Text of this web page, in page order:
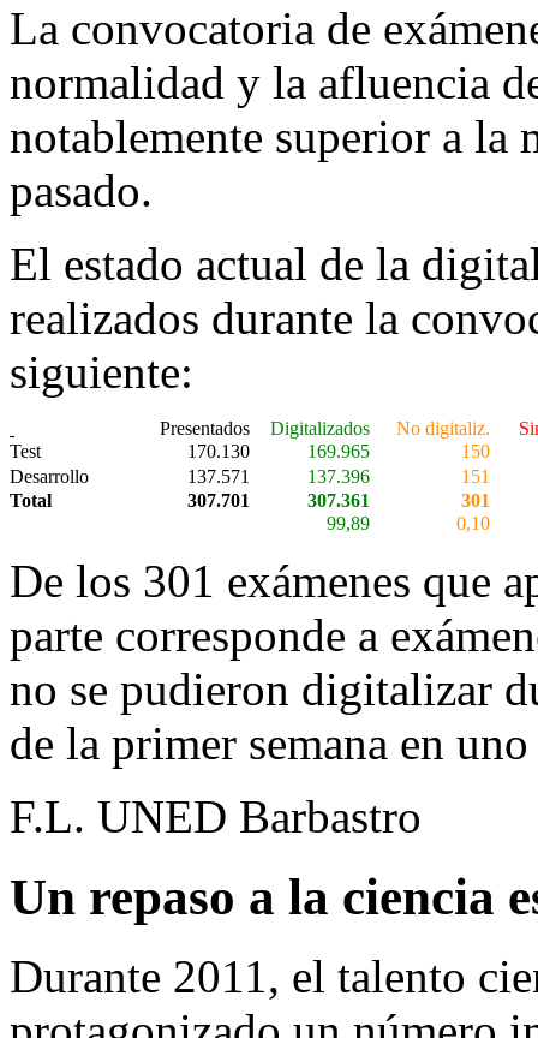
La convocatoria de
normalidad y la afluencia
notablemente superior a la
pasado.
El estado actual de la
realizados durante la
siguiente:
Presentados Digitalizados No digitaliz.
Test
170.130 169.965
150
Desarrollo
137.571 137.396
151
Total
307.701 307.361
301
99,89
0,10
De los 301 exámenes que
parte corresponde a
no se pudieron digitalizar
de la primer semana en
F.L. UNED Barbastro
Un repaso a la ciencia
Durante 2011, el talento